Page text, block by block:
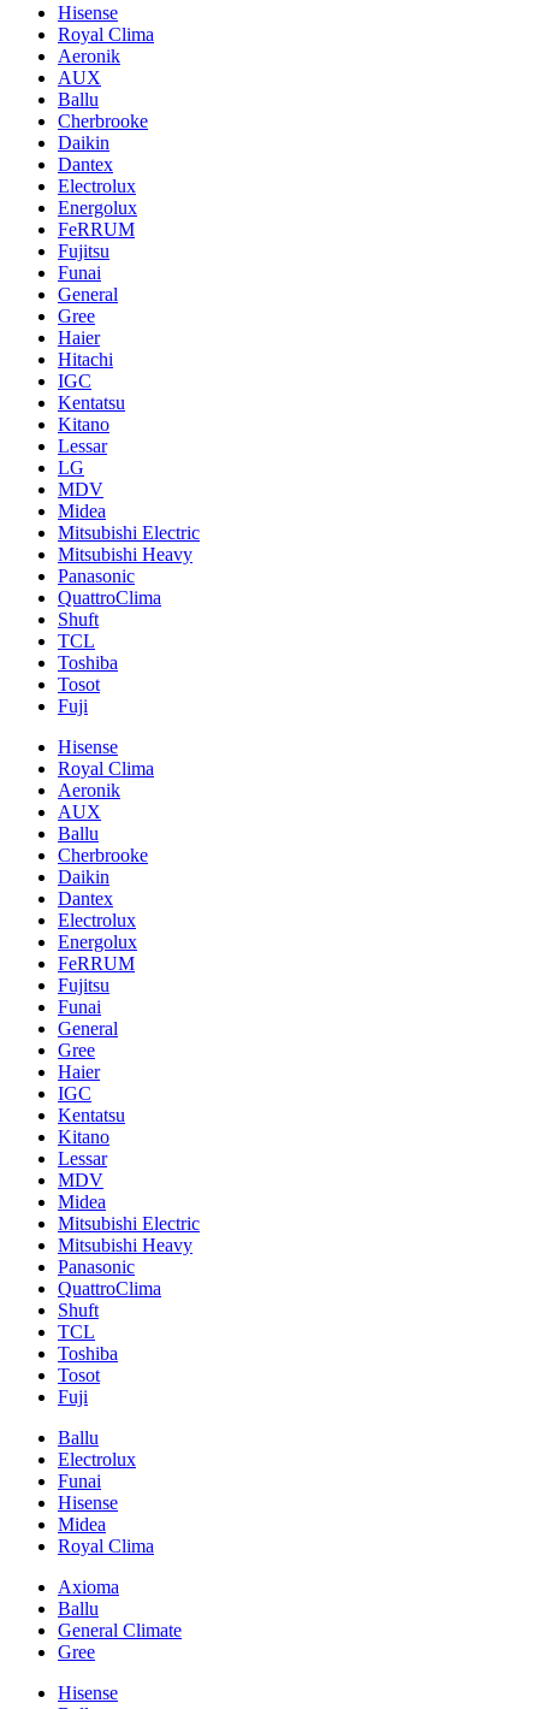
Hisense
Royal Clima
Aeronik
AUX
Ballu
Cherbrooke
Daikin
Dantex
Electrolux
Energolux
FeRRUM
Fujitsu
Funai
General
Gree
Haier
Hitachi
IGC
Kentatsu
Kitano
Lessar
LG
MDV
Midea
Mitsubishi Electric
Mitsubishi Heavy
Panasonic
QuattroClima
Shuft
TCL
Toshiba
Tosot
Fuji
Hisense
Royal Clima
Aeronik
AUX
Ballu
Cherbrooke
Daikin
Dantex
Electrolux
Energolux
FeRRUM
Fujitsu
Funai
General
Gree
Haier
IGC
Kentatsu
Kitano
Lessar
MDV
Midea
Mitsubishi Electric
Mitsubishi Heavy
Panasonic
QuattroClima
Shuft
TCL
Toshiba
Tosot
Fuji
Ballu
Electrolux
Funai
Hisense
Midea
Royal Clima
Axioma
Ballu
General Climate
Gree
Hisense